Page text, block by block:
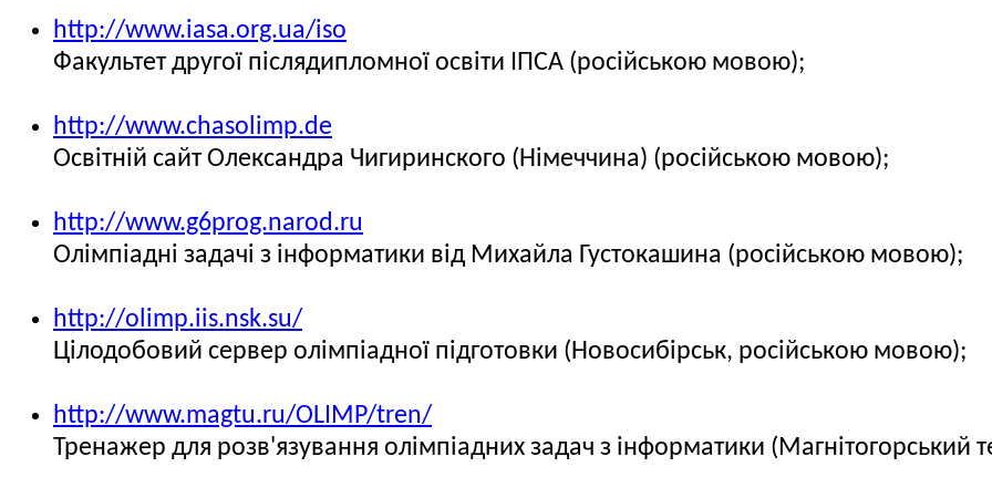
http://www.iasa.org.ua/iso
Факультет другої післядипломної освіти ІПСА (російською мовою);
http://www.chasolimp.de
Освітній сайт Олександра Чигиринского (Німеччина) (російською мовою);
http://www.g6prog.narod.ru
Олімпіадні задачі з інформатики від Михайла Густокашина (російською мовою);
http://olimp.iis.nsk.su/
Цілодобовий сервер олімпіадної підготовки (Новосибірськ, російською мовою);
http://www.magtu.ru/OLIMP/tren/
Тренажер для розв'язування олімпіадних задач з інформатики (Магнітогорський